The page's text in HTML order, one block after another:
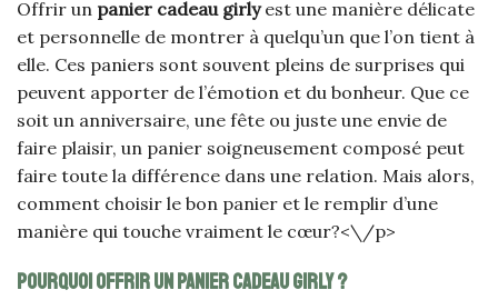
Offrir un panier cadeau girlyest une manière délicate
et personnelle de montrer à quelqu’un que l’on tient à
elle. Ces paniers sont souvent pleins de surprises qui
peuvent apporter de l’émotion et du bonheur. Que ce
soit un anniversaire, une fête ou juste une envie de
faire plaisir, un panier soigneusement composé peut
faire toute la différence dans une relation. Mais alors,
comment choisir le bon panier et le remplir d’une
manière qui touche vraiment le cœur?<\/p>
Pourquoi offrir un panier cadeau girly ?